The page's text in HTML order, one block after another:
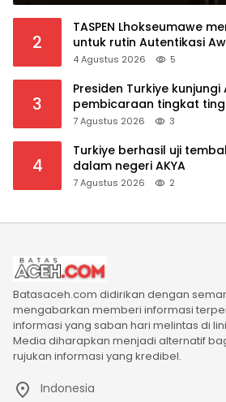
2
TASPEN Lhokseumawe
untuk rutin Autentikasi
Manfaat Pensiun tetap
4 Agustus 2026 5
3
Presiden Turkiye
pembicaraan tingkat
mahkota Saudi dan PM
7 Agustus 2026 3
4
Turkiye berhasil uji
dalam negeri AKYA
7 Agustus 2026 2
Batasaceh.com didirikan dengan
mengabarkan memberi informasi
informasi yang saban hari melintas di
Media diharapkan menjadi alternatif
rujukan informasi yang kredibel.
Indonesia